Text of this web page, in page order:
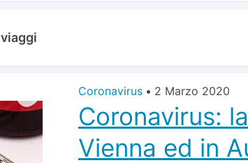
viaggi
Coronavirus • 2 Marzo 2020
Coronavirus:
Vienna ed in